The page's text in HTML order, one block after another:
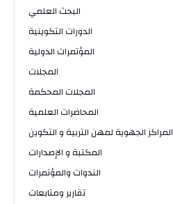
البحث العلمي
الدورات التكوينية
المؤتمرات الدولية
المجلات
المجلات المحكمة
المحاضرات العلمية
المراكز الجهوية لمهن التربية و التكوين
المكتبة و الإصدارات
الندوات والمؤتمرات
تقارير ومتابعات